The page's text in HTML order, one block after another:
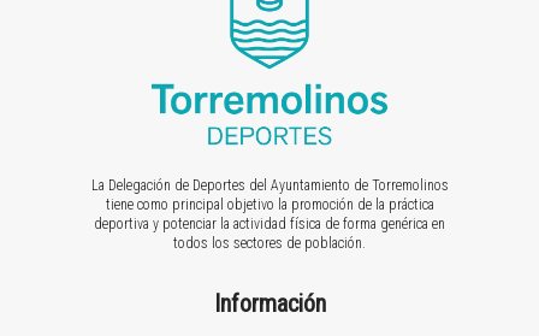
La Delegación de Deportes del Ayuntamiento de Torremolinos
tiene como principal objetivo la promoción de la práctica
deportiva y potenciar la actividad física de forma genérica en
todos los sectores de población.
Información